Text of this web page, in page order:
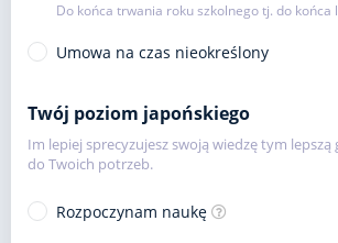
Do końca trwania roku szkolnego tj. do końca
Umowa na czas nieokreślony
Twój poziom japońskiego
Im lepiej sprecyzujesz swoją wiedzę tym
do Twoich potrzeb.
Rozpoczynam naukę